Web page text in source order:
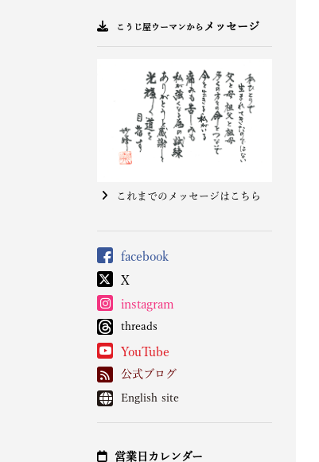
こうじ屋ウーマンから メッセージ
これまでのメッセージはこちら
facebook
X
instagram
threads
YouTube
公式ブログ
English site
営業日カレンダー